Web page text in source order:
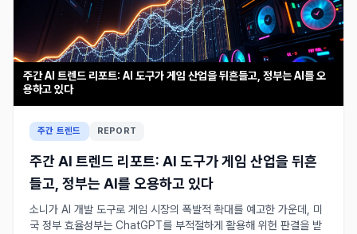
주간 AI 트렌드 리포트: AI 도구가 게임 산업을 뒤흔들고, 정부는 AI를 오
용하고 있다
주간 트렌드 REPORT
주간 AI 트렌드 리포트: AI 도구가 게임 산업을 뒤흔
들고, 정부는 AI를 오용하고 있다
소니가 AI 개발 도구로 게임 시장의 폭발적 확대를 예고한 가운데, 미
국 정부 효율성부는 ChatGPT를 부적절하게 활용해 위헌 판결을 받